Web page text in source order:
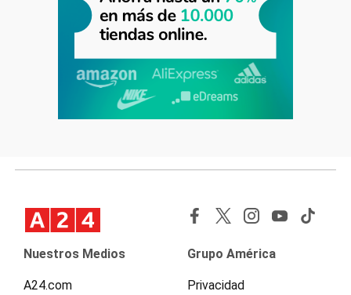
Nuestros Medios
A24.com
Grupo América
Privacidad